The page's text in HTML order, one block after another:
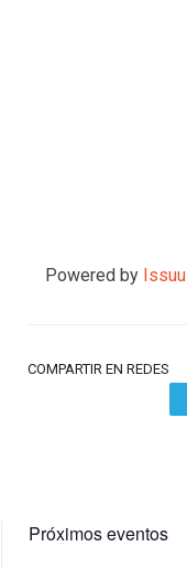
Powered by Issuu
COMPARTIR EN REDES
Próximos eventos